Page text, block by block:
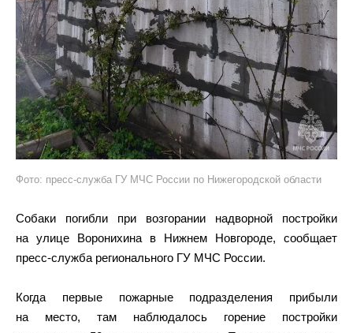
Фото: пресс-служба ГУ МЧС России по Нижегородской области
Собаки погибли при возгорании надворной постройки
на улице Воронихина в Нижнем Новгороде, сообщает
пресс-служба регионального ГУ МЧС России.
Когда первые пожарные подразделения прибыли
на место, там наблюдалось горение постройки